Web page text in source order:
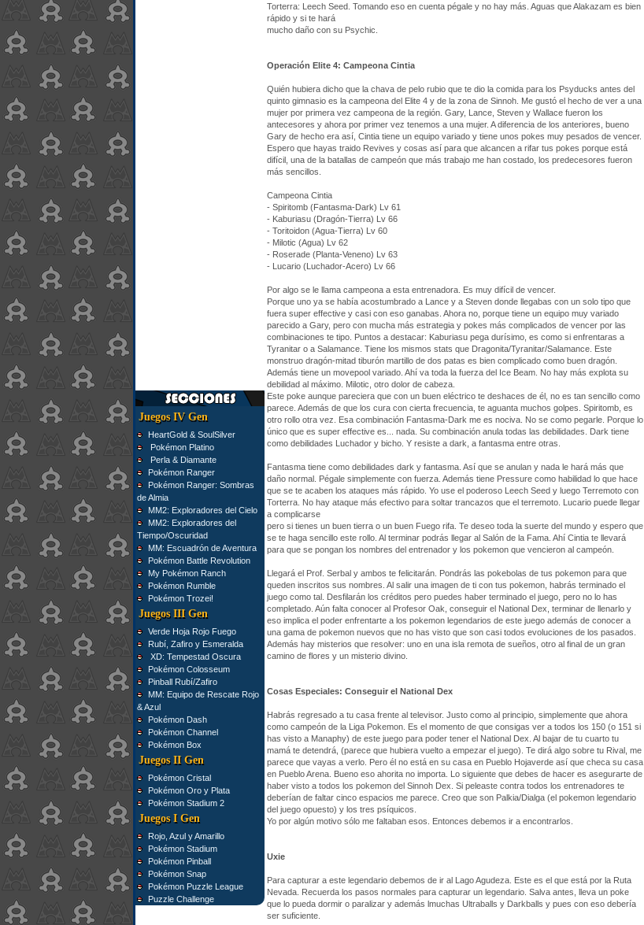
Juegos IV Gen
HeartGold & SoulSilver
Pokémon Platino
Perla & Diamante
Pokémon Ranger
Pokémon Ranger: Sombras
de Almia
MM2: Exploradores del Cielo
MM2: Exploradores del
Tiempo/Oscuridad
MM: Escuadrón de Aventura
Pokémon Battle Revolution
My Pokémon Ranch
Pokémon Rumble
Pokémon Trozei!
Juegos III Gen
Verde Hoja Rojo Fuego
Rubí, Zafiro y Esmeralda
XD: Tempestad Oscura
Pokémon Colosseum
Pinball Rubí/Zafiro
MM: Equipo de Rescate Rojo
& Azul
Pokémon Dash
Pokémon Channel
Pokémon Box
Juegos II Gen
Pokémon Cristal
Pokémon Oro y Plata
Pokémon Stadium 2
Juegos I Gen
Rojo, Azul y Amarillo
Pokémon Stadium
Pokémon Pinball
Pokémon Snap
Pokémon Puzzle League
Puzzle Challenge
Torterra: Leech Seed. Tomando eso en cuenta pégale y no hay más. Aguas que Alakazam es bien
rápido y si te hará
mucho daño con su Psychic.
Operación Elite 4: Campeona Cintia
Quién hubiera dicho que la chava de pelo rubio que te dio la comida para los Psyducks antes del
quinto gimnasio es la campeona del Elite 4 y de la zona de Sinnoh. Me gustó el hecho de ver a una
mujer por primera vez campeona de la región. Gary, Lance, Steven y Wallace fueron los
antecesores y ahora por primer vez tenemos a una mujer. A diferencia de los anteriores, bueno
Gary de hecho era así, Cintia tiene un equipo variado y tiene unos pokes muy pesados de vencer.
Espero que hayas traido Revives y cosas así para que alcancen a rifar tus pokes porque está
difícil, una de la batallas de campeón que más trabajo me han costado, los predecesores fueron
más sencillos.
Campeona Cintia
- Spiritomb (Fantasma-Dark) Lv 61
- Kaburiasu (Dragón-Tierra) Lv 66
- Toritoidon (Agua-Tierra) Lv 60
- Milotic (Agua) Lv 62
- Roserade (Planta-Veneno) Lv 63
- Lucario (Luchador-Acero) Lv 66
Por algo se le llama campeona a esta entrenadora. Es muy difícil de vencer.
Porque uno ya se había acostumbrado a Lance y a Steven donde llegabas con un solo tipo que
fuera super effective y casi con eso ganabas. Ahora no, porque tiene un equipo muy variado
parecido a Gary, pero con mucha más estrategia y pokes más complicados de vencer por las
combinaciones te tipo. Puntos a destacar: Kaburiasu pega durísimo, es como si enfrentaras a
Tyranitar o a Salamance. Tiene los mismos stats que Dragonita/Tyranitar/Salamance. Este
monstruo dragón-mitad tiburón martillo de dos patas es bien complicado como buen dragón.
Además tiene un movepool variado. Ahí va toda la fuerza del Ice Beam. No hay más explota su
debilidad al máximo. Milotic, otro dolor de cabeza.
Este poke aunque pareciera que con un buen eléctrico te deshaces de él, no es tan sencillo como
parece. Además de que los cura con cierta frecuencia, te aguanta muchos golpes. Spiritomb, es
otro rollo otra vez. Esa combinación Fantasma-Dark me es nociva. No se como pegarle. Porque lo
único que es super effective es... nada. Su combinación anula todas las debilidades. Dark tiene
como debilidades Luchador y bicho. Y resiste a dark, a fantasma entre otras.
Fantasma tiene como debilidades dark y fantasma. Así que se anulan y nada le hará más que
daño normal. Pégale simplemente con fuerza. Además tiene Pressure como habilidad lo que hace
que se te acaben los ataques más rápido. Yo use el poderoso Leech Seed y luego Terremoto con
Torterra. No hay ataque más efectivo para soltar trancazos que el terremoto. Lucario puede llegar
a complicarse
pero si tienes un buen tierra o un buen Fuego rifa. Te deseo toda la suerte del mundo y espero que
se te haga sencillo este rollo. Al terminar podrás llegar al Salón de la Fama. Ahí Cintia te llevará
para que se pongan los nombres del entrenador y los pokemon que vencieron al campeón.
Llegará el Prof. Serbal y ambos te felicitarán. Pondrás las pokebolas de tus pokemon para que
queden inscritos sus nombres. Al salir una imagen de ti con tus pokemon, habrás terminado el
juego como tal. Desfilarán los créditos pero puedes haber terminado el juego, pero no lo has
completado. Aún falta conocer al Profesor Oak, conseguir el National Dex, terminar de llenarlo y
eso implica el poder enfrentarte a los pokemon legendarios de este juego además de conocer a
una gama de pokemon nuevos que no has visto que son casi todos evoluciones de los pasados.
Además hay misterios que resolver: uno en una isla remota de sueños, otro al final de un gran
camino de flores y un misterio divino.
Cosas Especiales: Conseguir el National Dex
Habrás regresado a tu casa frente al televisor. Justo como al principio, simplemente que ahora
como campeón de la Liga Pokemon. Es el momento de que consigas ver a todos los 150 (o 151 si
has visto a Manaphy) de este juego para poder tener el National Dex. Al bajar de tu cuarto tu
mamá te detendrá, (parece que hubiera vuelto a empezar el juego). Te dirá algo sobre tu Rival, me
parece que vayas a verlo. Pero él no está en su casa en Pueblo Hojaverde así que checa su casa
en Pueblo Arena. Bueno eso ahorita no importa. Lo siguiente que debes de hacer es asegurarte de
haber visto a todos los pokemon del Sinnoh Dex. Si peleaste contra todos los entrenadores te
deberían de faltar cinco espacios me parece. Creo que son Palkia/Dialga (el pokemon legendario
del juego opuesto) y los tres psíquicos.
Yo por algún motivo sólo me faltaban esos. Entonces debemos ir a encontrarlos.
Uxie
Para capturar a este legendario debemos de ir al Lago Agudeza. Este es el que está por la Ruta
Nevada. Recuerda los pasos normales para capturar un legendario. Salva antes, lleva un poke
que lo pueda dormir o paralizar y además lmuchas Ultraballs y Darkballs y pues con eso debería
ser suficiente.